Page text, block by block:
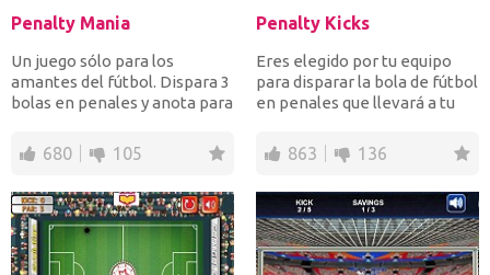
Penalty Mania
Un juego sólo para los
amantes del fútbol. Dispara 3
bolas en penales y anota para
680 105
Penalty Kicks
Eres elegido por tu equipo
para disparar la bola de fútbol
en penales que llevará a tu
863 136